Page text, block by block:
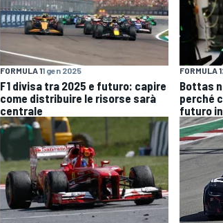
FORMULA 11 gen 2025
F1 divisa tra 2025 e futuro: capire
come distribuire le risorse sarà
centrale
FORMULA 1
Bottas
perché
futuro in